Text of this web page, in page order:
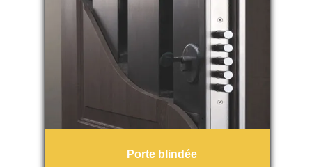
Porte blindée